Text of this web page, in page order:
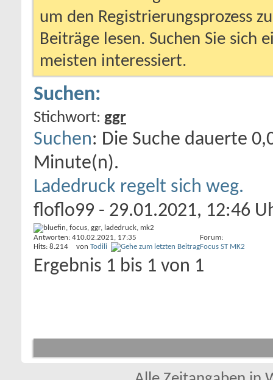
um den Registrierungsprozess
Beiträge lesen. Suchen Sie sich
meisten interessiert.
Suchen:
Stichwort: ggr
Suchen: Die Suche dauerte
Minute(n).
Ladedruck regelt sich weg.
floflo99 - 29.01.2021, 12:46
Antworten: 4
Hits: 8.214
10.02.2021, 17:35
von Todili
Forum:
Focus ST MK2
Ergebnis 1 bis 1 von 1